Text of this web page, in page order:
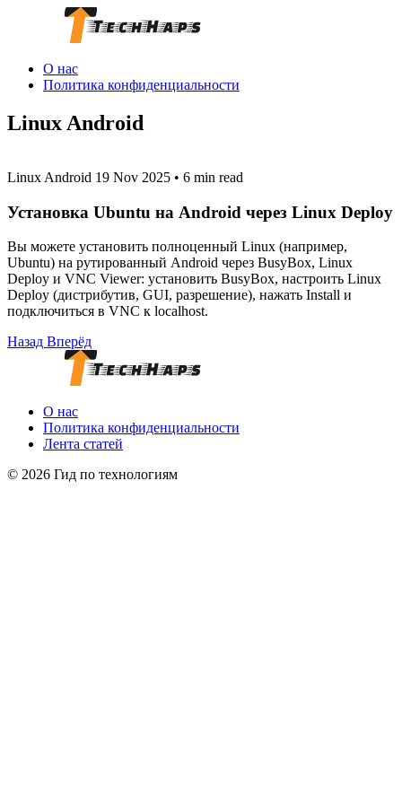
О нас
Политика конфиденциальности
Linux Android
Linux Android 19 Nov 2025 • 6 min read
Установка Ubuntu на Android через Linux Deploy
Вы можете установить полноценный Linux (например,
Ubuntu) на рутированный Android через BusyBox, Linux
Deploy и VNC Viewer: установить BusyBox, настроить Linux
Deploy (дистрибутив, GUI, разрешение), нажать Install и
подключиться в VNC к localhost.
Назад Вперёд
О нас
Политика конфиденциальности
Лента статей
© 2026 Гид по технологиям